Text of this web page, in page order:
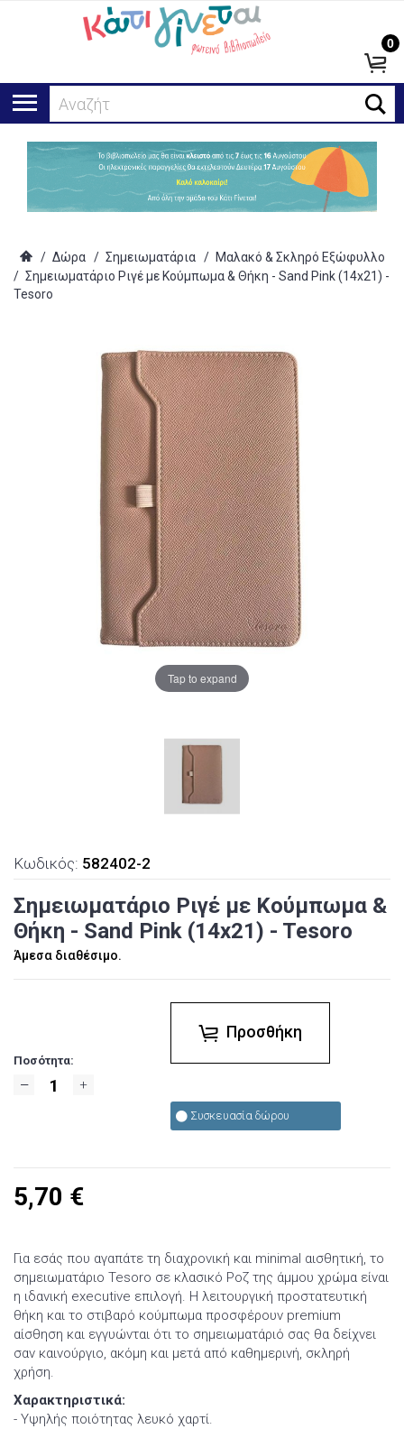
Αναζήτηση
0
/ Δώρα / Σημειωματάρια / Μαλακό & Σκληρό Εξώφυλλο
/ Σημειωματάριο Ριγέ με Κούμπωμα & Θήκη - Sand Pink (14x21) -
Tesoro
Tap to expand
Κωδικός: 582402-2
Σημειωματάριο Ριγέ με Κούμπωμα &
Θήκη - Sand Pink (14x21) - Tesoro
Άμεσα διαθέσιμο.
Ποσότητα:
Προσθήκη
Συσκευασία δώρου
5,70 €
Για εσάς που αγαπάτε τη διαχρονική και minimal αισθητική, το
σημειωματάριο Tesoro σε κλασικό Ροζ της άμμου χρώμα είναι
η ιδανική executive επιλογή. Η λειτουργική προστατευτική
θήκη και το στιβαρό κούμπωμα προσφέρουν premium
αίσθηση και εγγυώνται ότι το σημειωματάριό σας θα δείχνει
σαν καινούργιο, ακόμη και μετά από καθημερινή, σκληρή
χρήση.
Χαρακτηριστικά:
- Υψηλής ποιότητας λευκό χαρτί.